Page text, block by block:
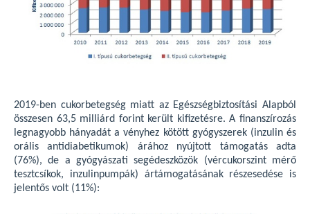
2019-ben cukorbetegség miatt az Egészségbiztosítási Alapból
összesen 63,5 milliárd forint került kifizetésre. A finanszírozás
legnagyobb hányadát a vényhez kötött gyógyszerek (inzulin és
orális antidiabetikumok) árához nyújtott támogatás adta
(76%), de a gyógyászati segédeszközök (vércukorszint mérő
tesztcsíkok, inzulinpumpák) ártámogatásának részesedése is
jelentős volt (11%):